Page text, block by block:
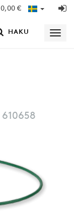
0,00 €
HAKU
610658